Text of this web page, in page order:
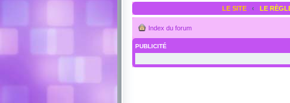
LE SITE ‹ LE
Index du forum
PUBLICITÉ